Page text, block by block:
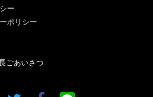
ー
ポリシー
ごあいさつ